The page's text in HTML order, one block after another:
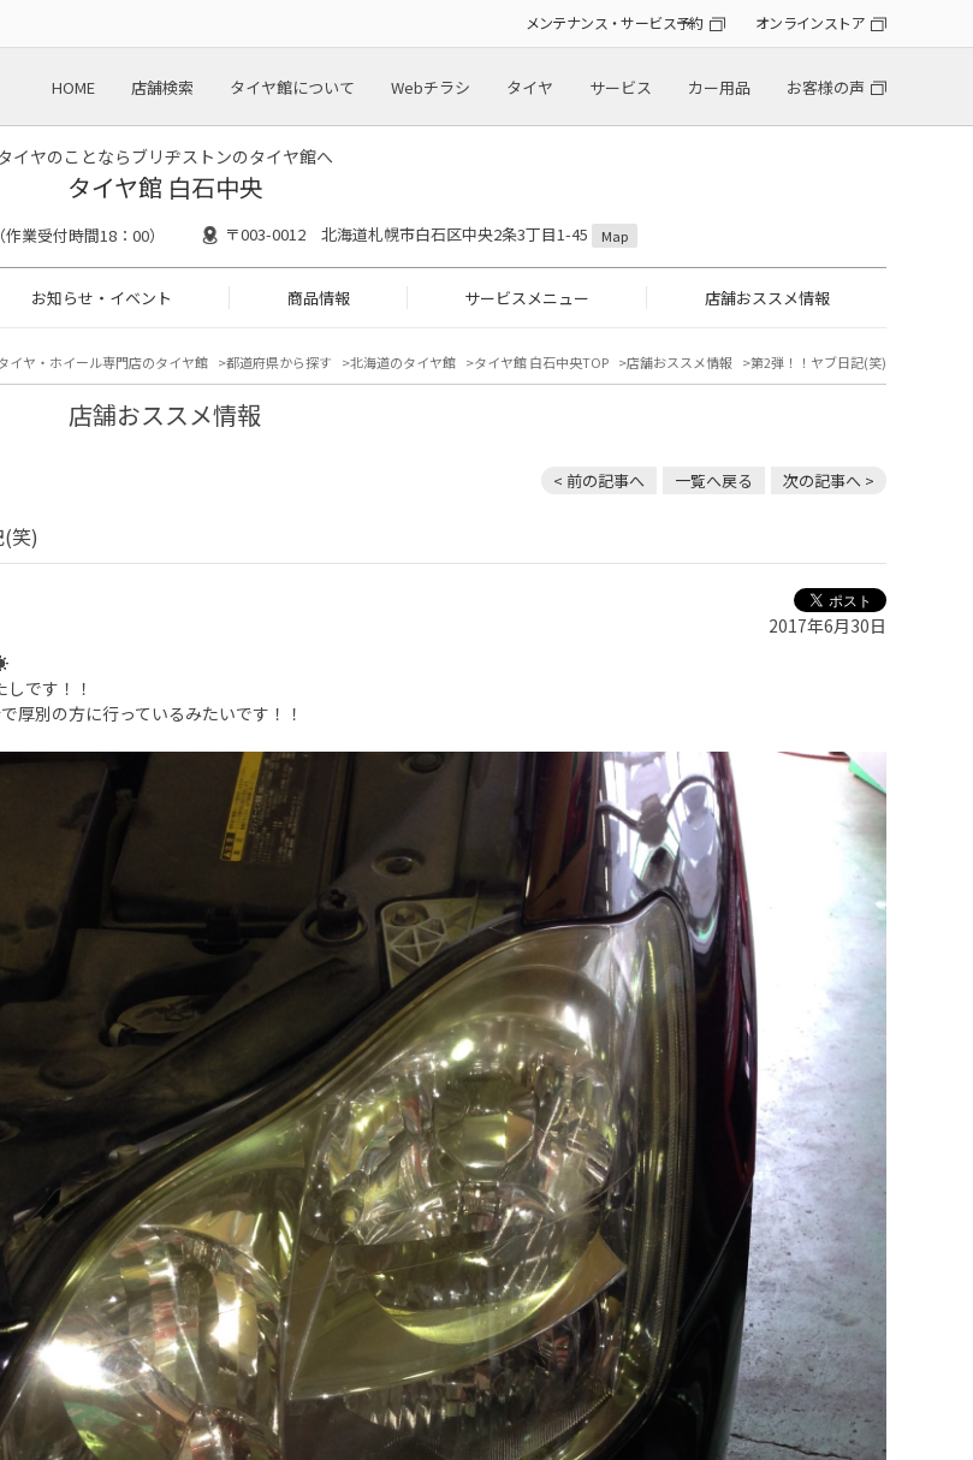
メンテナンス・サービス予約 オンラインストア
HOME 店舗検索 タイヤ館について Webチラシ タイヤ サービス カー用品 お客様の声
イヤのことならブリヂストンのタイヤ館へ
タイヤ館 白石中央
業受付時間18：00） 〒003-0012 北海道札幌市白石区中央2条3丁目1-45 Map
お知らせ・イベント 商品情報 サービスメニュー 店舗おススメ情報
イヤ・ホイール専門店のタイヤ館 都道府県から探す 北海道のタイヤ館 タイヤ館 白石中央TOP 店舗おススメ情報 第2弾！！ヤブ日記(笑)
店舗おススメ情報
< 前の記事へ 一覧へ戻る 次の記事へ >
笑)
2017年6月30日
です！！
厚別の方に行っているみたいです！！